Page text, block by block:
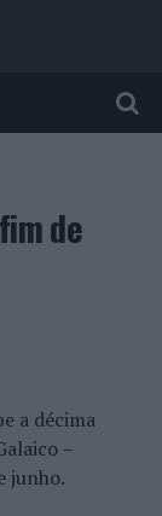
de
a décima
–
junho.